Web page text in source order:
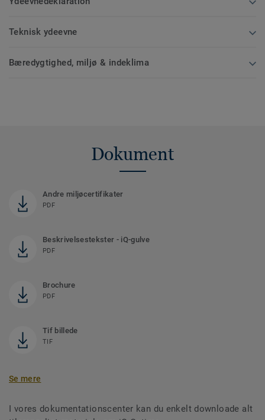
Teknisk ydeevne
Bæredygtighed, miljø & indeklima
Dokument
Andre miljøcertifikater
PDF
Beskrivelsestekster - iQ-gulve
PDF
Brochure
PDF
Tif billede
TIF
Se mere
I vores dokumentationscenter kan du enkelt downloade alt